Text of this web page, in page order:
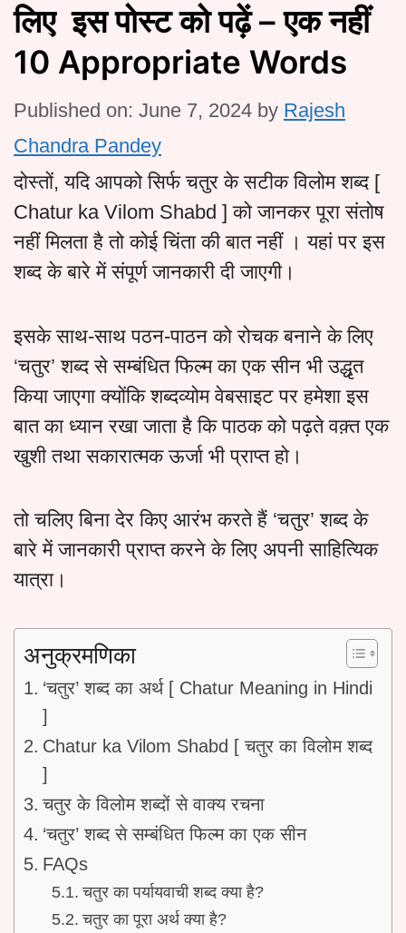
लिए इस पोस्ट को पढ़ें – एक नहीं
10 Appropriate Words
Published on: June 7, 2024 by Rajesh
Chandra Pandey
दोस्तों, यदि आपको सिर्फ चतुर के सटीक विलोम शब्द [
Chatur ka Vilom Shabd ] को जानकर पूरा संतोष
नहीं मिलता है तो कोई चिंता की बात नहीं । यहां पर इस
शब्द के बारे में संपूर्ण जानकारी दी जाएगी।
इसके साथ-साथ पठन-पाठन को रोचक बनाने के लिए
‘चतुर’ शब्द से सम्बंधित फिल्म का एक सीन भी उद्धृत
किया जाएगा क्योंकि शब्दव्योम वेबसाइट पर हमेशा इस
बात का ध्यान रखा जाता है कि पाठक को पढ़ते वक़्त एक
खुशी तथा सकारात्मक ऊर्जा भी प्राप्त हो।
तो चलिए बिना देर किए आरंभ करते हैं ‘चतुर’ शब्द के
बारे में जानकारी प्राप्त करने के लिए अपनी साहित्यिक
यात्रा।
अनुक्रमणिका
‘चतुर’ शब्द का अर्थ [ Chatur Meaning in Hindi
]
Chatur ka Vilom Shabd [ चतुर का विलोम शब्द
]
चतुर के विलोम शब्दों से वाक्य रचना
‘चतुर’ शब्द से सम्बंधित फिल्म का एक सीन
FAQs
चतुर का पर्यायवाची शब्द क्या है?
चतुर का पूरा अर्थ क्या है?